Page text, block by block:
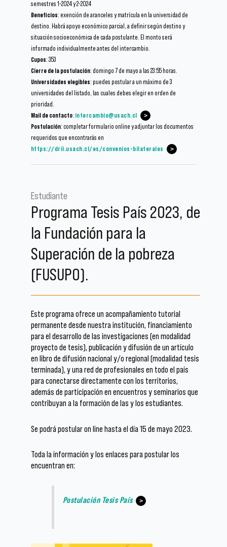
semestres 1-2024 y 2-2024
Beneficios: exención de aranceles y matrícula en la universidad de
destino. Habrá apoyo económico parcial, a definir según destino y
situación socioeconómica de cada postulante. El monto será
informado individualmente antes del intercambio.
Cupos: 353
Cierre de la postulación: domingo 7 de mayo a las 23:55 horas.
Universidades elegibles: puedes postular a un máximo de 3
universidades del listado, las cuales debes elegir en orden de
prioridad.
Mail de contacto: intercambio@usach.cl
Postulación: completar formulario online y adjuntar los documentos
requeridos que encontrarás en
https://drii.usach.cl/es/convenios-bilaterales
Estudiante
Programa Tesis País 2023, de
la Fundación para la
Superación de la pobreza
(FUSUPO).
Este programa ofrece un acompañamiento tutorial
permanente desde nuestra institución, financiamiento
para el desarrollo de las investigaciones (en modalidad
proyecto de tesis), publicación y difusión de un artículo
en libro de difusión nacional y/o regional (modalidad tesis
terminada), y una red de profesionales en todo el país
para conectarse directamente con los territorios,
además de participación en encuentros y seminarios que
contribuyan a la formación de las y los estudiantes.
Se podrá postular on line hasta el día 15 de mayo 2023.
Toda la información y los enlaces para postular los
encuentran en:
Postulación Tesis País